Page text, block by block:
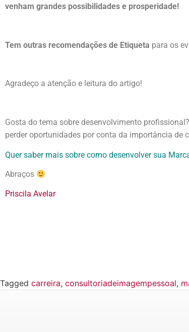
venham grandes possibilidades e prosperidade!
Tem outras recomendações de Etiqueta para os
Agradeço a atenção e leitura do artigo!
Gosta do tema sobre desenvolvimento
perder oportunidades por conta da importância de
Quer saber mais sobre como desenvolver sua
Abraços
Priscila Avelar
Tagged carreira, consultoriadeimagempessoal,